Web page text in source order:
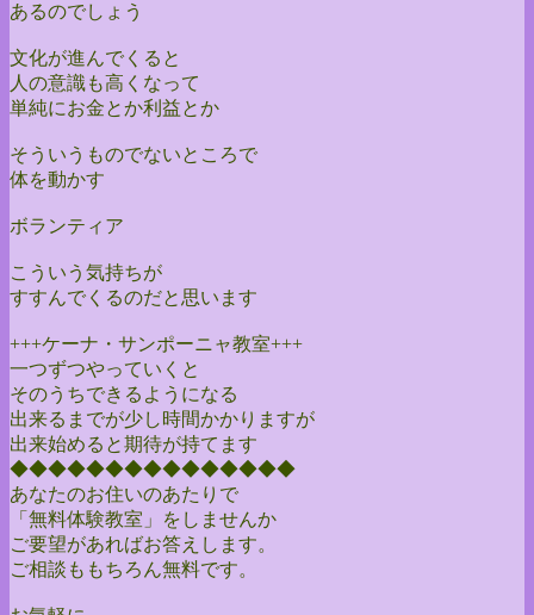
あるのでしょう
文化が進んでくると
人の意識も高くなって
単純にお金とか利益とか
そういうものでないところで
体を動かす
ボランティア
こういう気持ちが
すすんでくるのだと思います
+++ケーナ・サンポーニャ教室+++
一つずつやっていくと
そのうちできるようになる
出来るまでが少し時間かかりますが
出来始めると期待が持てます
◆◆◆◆◆◆◆◆◆◆◆◆◆◆◆
あなたのお住いのあたりで
「無料体験教室」をしませんか
ご要望があればお答えします。
ご相談ももちろん無料です。